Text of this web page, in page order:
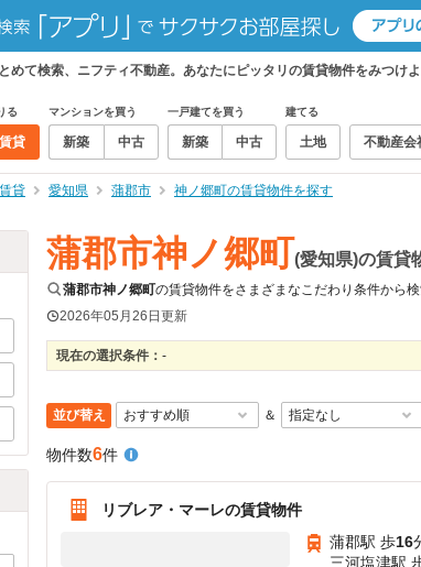
めて検索、ニフティ不動産。あなたにピッタリの賃貸物件をみつけよ
る
賃貸
マンションを買う
新築 中古
一戸建てを買う
新築 中古
建てる
土地 不動産会
賃貸 愛知県 蒲郡市 神ノ郷町の賃貸物件を探す
蒲郡市神ノ郷町(愛知県)の賃貸
蒲郡市神ノ郷町の賃貸物件をさまざまなこだわり条件から検
2026年05月26日更新
現在の選択条件： -
並び替え ＆
物件数6件
リブレア・マーレの賃貸物件
蒲郡駅 歩16
三河塩津駅